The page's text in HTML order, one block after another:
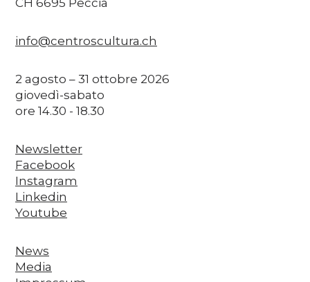
CH 6695 Peccia
info@centroscultura.ch
2 agosto – 31 ottobre 2026
giovedì-sabato
ore 14.30 - 18.30
Newsletter
Facebook
Instagram
Linkedin
Youtube
News
Media